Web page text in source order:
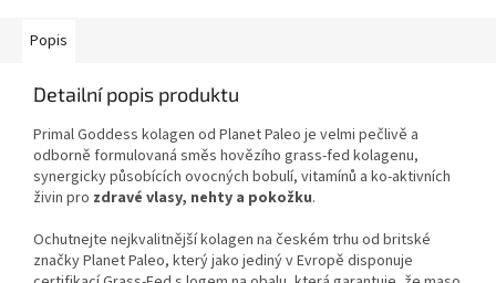
Popis
Detailní popis produktu
Primal Goddess kolagen od Planet Paleo je velmi pečlivě a
odborně formulovaná směs hovězího grass-fed kolagenu,
synergicky působících ovocných bobulí, vitamínů a ko-aktivních
živin pro zdravé vlasy, nehty a pokožku.
Ochutnejte nejkvalitnější kolagen na českém trhu od britské
značky Planet Paleo, který jako jediný v Evropě disponuje